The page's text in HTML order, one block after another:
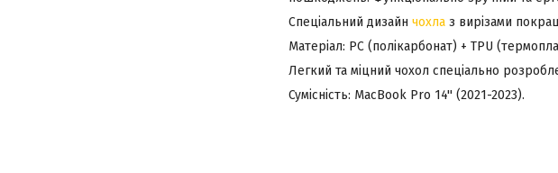
Спеціальний дизайн чохла з вирізами
Матеріал: PC (полікарбонат) + TPU
Легкий та міцний чохол спеціально
Сумісність: MacBook Pro 14'' (2021-2023).